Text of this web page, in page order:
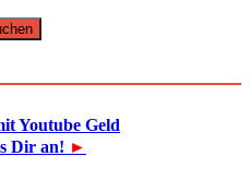
Youtube Geld
Dir an! ►